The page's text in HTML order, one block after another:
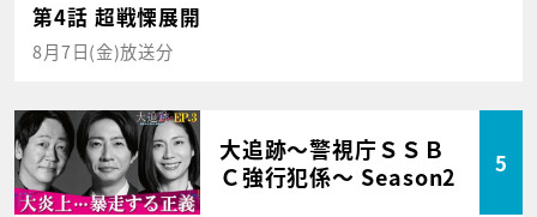
第4話 超戦慄展開
8月7日(金)放送分
大追跡～警視庁ＳＳＢ
Ｃ強行犯係～ Season2
5